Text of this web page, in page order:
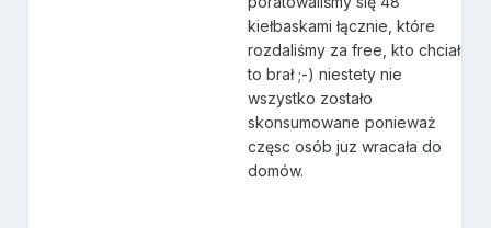
kiełbaskami łącznie, które
rozdaliśmy za free, kto chciał
to brał ;-) niestety nie
wszystko zostało
skonsumowane ponieważ
częsc osób juz wracała do
domów.